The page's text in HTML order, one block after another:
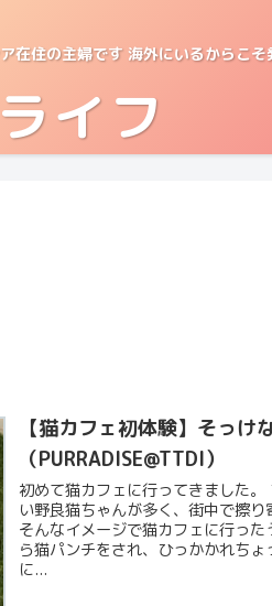
在住の主婦です 海外にいるからこ
イフ
【猫カフェ初体験】そっけ
（PURRADISE@TTDI）
初めて猫カフェに行ってきました
い野良猫ちゃんが多く、街中で擦り
そんなイメージで猫カフェに行っ
ら猫パンチをされ、ひっかかれち
に...